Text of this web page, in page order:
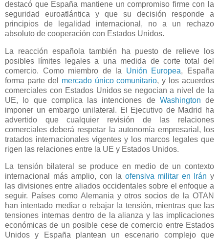
destacó que España mantiene un compromiso firme con la
seguridad euroatlántica y que su decisión responde a
principios de legalidad internacional, no a un rechazo
absoluto de cooperación con Estados Unidos.
La reacción española también ha puesto de relieve los
posibles límites legales a una medida de corte total del
comercio. Como miembro de la Unión Europea, España
forma parte del mercado único comunitario, y los acuerdos
comerciales con Estados Unidos se negocian a nivel de la
UE, lo que complica las intenciones de Washington de
imponer un embargo unilateral. El Ejecutivo de Madrid ha
advertido que cualquier revisión de las relaciones
comerciales deberá respetar la autonomía empresarial, los
tratados internacionales vigentes y los marcos legales que
rigen las relaciones entre la UE y Estados Unidos.
La tensión bilateral se produce en medio de un contexto
internacional más amplio, con la ofensiva militar en Irán y
las divisiones entre aliados occidentales sobre el enfoque a
seguir. Países como Alemania y otros socios de la OTAN
han intentado mediar o rebajar la tensión, mientras que las
tensiones internas dentro de la alianza y las implicaciones
económicas de un posible cese de comercio entre Estados
Unidos y España plantean un escenario complejo que